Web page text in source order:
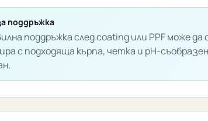
поддръжка
поддръжка след coating или PPF може да
с подходяща кърпа, четка и pH-съобразен